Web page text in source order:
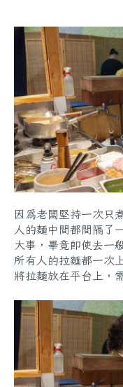
因為老闆堅持一次只
人的麵中間都間隔了
大事，畢竟即使去一
所有人的拉麵都一次
將拉麵放在平台上，